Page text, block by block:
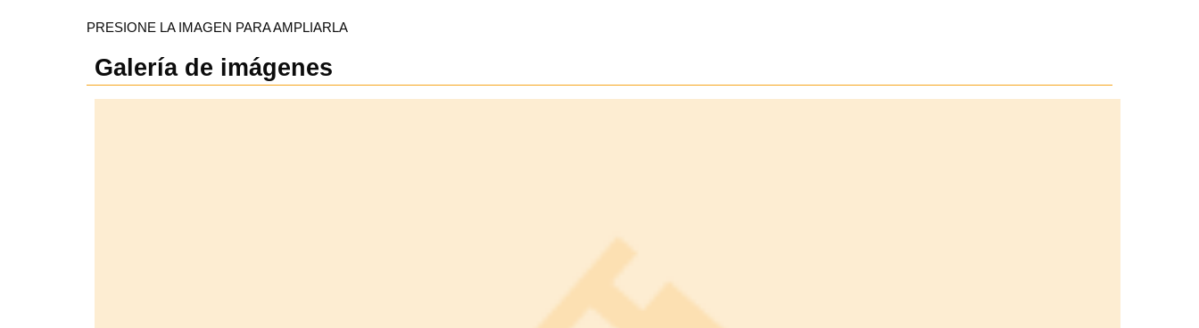
PRESIONE LA IMAGEN PARA AMPLIARLA
Galería de imágenes